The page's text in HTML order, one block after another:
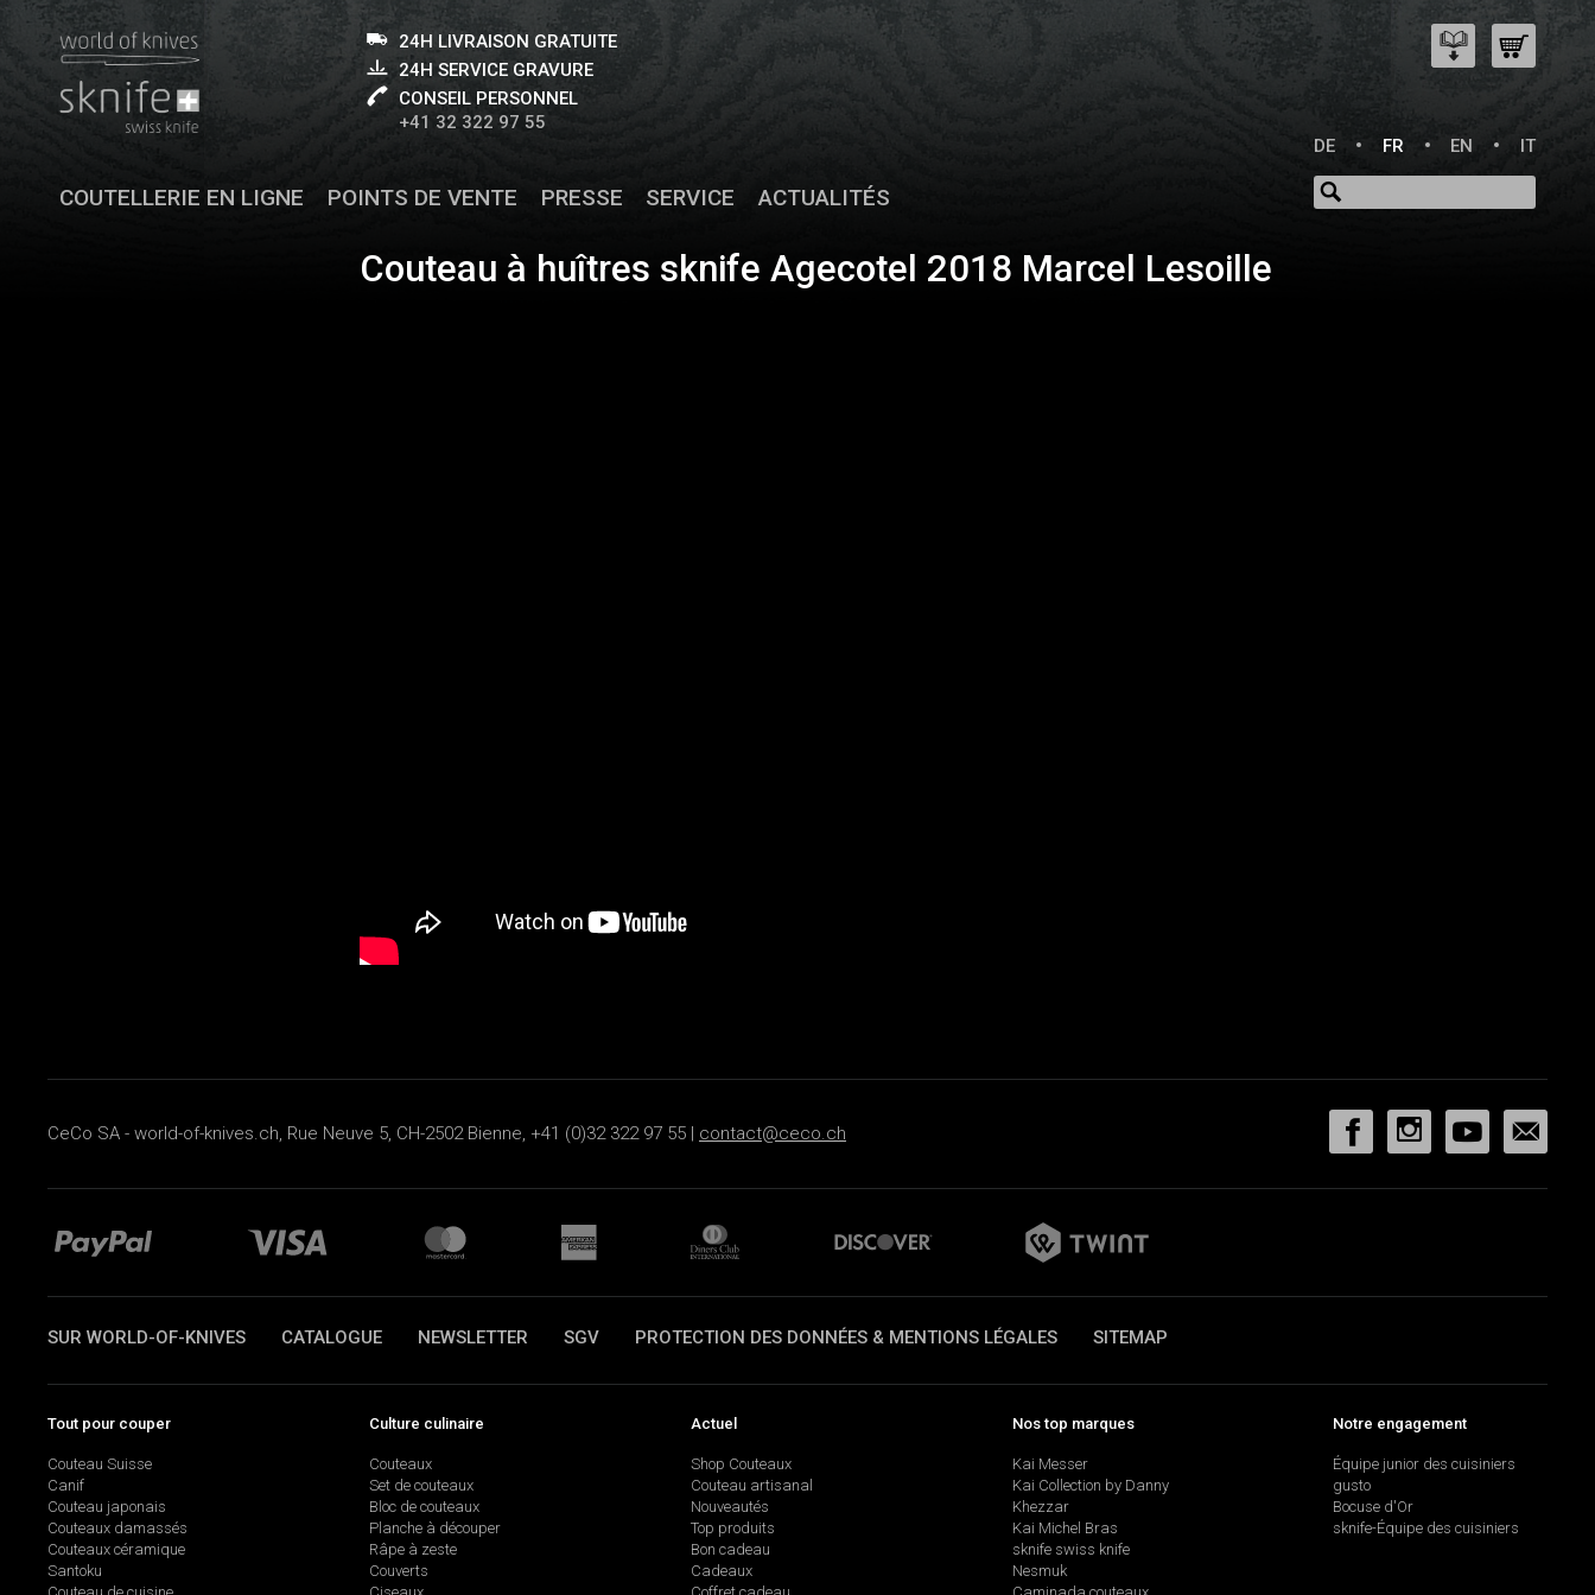
24H LIVRAISON GRATUITE
24H SERVICE GRAVURE
CONSEIL PERSONNEL
+41 32 322 97 55
DE
FR EN IT
COUTELLERIE EN LIGNE POINTS DE VENTE PRESSE SERVICE ACTUALITÉS
Couteau à huîtres sknife Agecotel 2018 Marcel Lesoille
CeCo SA - world-of-knives.ch, Rue Neuve 5, CH-2502 Bienne, +41 (0)32 322 97 55 | contact@ceco.ch
SUR WORLD-OF-KNIVES CATALOGUE NEWSLETTER SGV PROTECTION DES DONNÉES & MENTIONS LÉGALES SITEMAP
Tout pour couper
Couteau Suisse
Canif
Couteau japonais
Couteaux damassés
Couteaux céramique
Santoku
Culture culinaire
Couteaux
Set de couteaux
Bloc de couteaux
Planche à découper
Râpe à zeste
Couverts
Actuel
Shop Couteaux
Couteau artisanal
Nouveautés
Top produits
Bon cadeau
Cadeaux
Nos top marques
Kai Messer
Kai Collection by Danny
Khezzar
Kai Michel Bras
sknife swiss knife
Nesmuk
Notre engagement
Équipe junior des cuisiniers
gusto
Bocuse d'Or
sknife-Équipe des cuisiniers